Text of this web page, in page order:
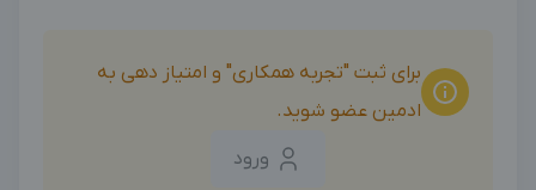
برای ثبت "تجربه همکاری" و امتیاز دهی به
ادمین عضو شوید.
ورود